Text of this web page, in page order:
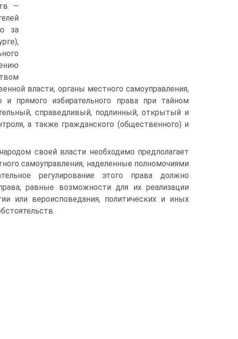
—
за
власти, органы местного самоуправления,
прямого избирательного права при тайном
справедливый, подлинный, открытый и
а также гражданского (общественного) и
своей власти необходимо предполагает
самоуправления, наделенные полномочиями
регулирование этого права должно
равные возможности для их реализации
или вероисповедания, политических и иных